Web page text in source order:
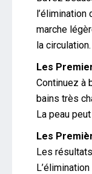
marche
la circulation.
Les
Continuez à
bains très
La peau
Les
Les